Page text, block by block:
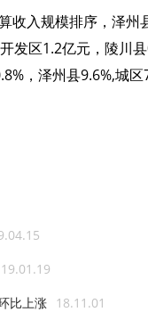
收入规模排序，泽
发区1.2亿元，陵川
，泽州县9.6%,城
19.01.19
比上涨 18.11.01